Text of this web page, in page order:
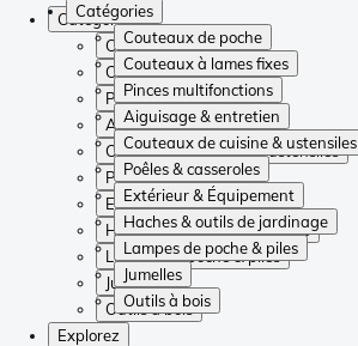
Catégories
Couteaux de poche
Couteaux à lames fixes
Pinces multifonctions
Aiguisage & entretien
Couteaux de cuisine & ustensiles
Poêles & casseroles
Extérieur & Équipement
Haches & outils de jardinage
Lampes de poche & piles
Jumelles
Outils à bois
Catégories
Couteaux de poche
Couteaux à lames fixes
Pinces multifonctions
Aiguisage & entretien
Couteaux de cuisine & ustensiles
Poêles & casseroles
Extérieur & Équipement
Haches & outils de jardinage
Lampes de poche & piles
Jumelles
Outils à bois
Explorez